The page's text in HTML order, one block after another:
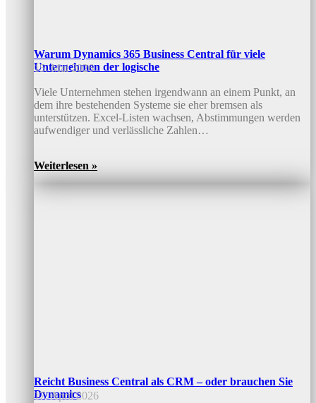
Warum Dynamics 365 Business Central für viele
Unternehmen der logische
15. Mai 2026
Viele Unternehmen stehen irgendwann an einem Punkt, an
dem ihre bestehenden Systeme sie eher bremsen als
unterstützen. Excel-Listen wachsen, Abstimmungen werden
aufwendiger und verlässliche Zahlen…
Weiterlesen »
Reicht Business Central als CRM – oder brauchen Sie
Dynamics
17. April 2026